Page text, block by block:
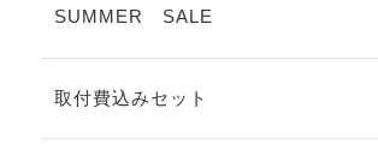
SUMMER SALE
取付費込みセット